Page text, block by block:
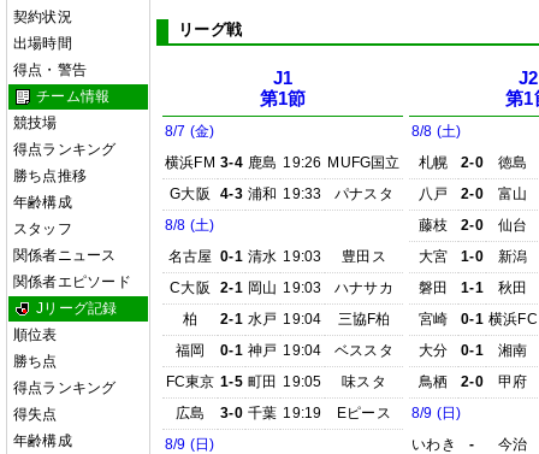
契約状況
出場時間
得点・警告
チーム情報
競技場
得点ランキング
勝ち点推移
年齢構成
スタッフ
関係者ニュース
関係者エピソード
Jリーグ記録
順位表
勝ち点
得点ランキング
得失点
年齢構成
リーグ戦
J1
第1節
8/7 (金)
横浜FM 3-4 鹿島 19:26 MUFG国立
G大阪
4-3 浦和 19:33
パナスタ
8/8 (土)
名古屋 0-1 清水 19:03
豊田ス
C大阪
2-1 岡山 19:03
ハナサカ
柏
2-1 水戸 19:04
三協F柏
福岡
0-1 神戸 19:04
ベススタ
FC東京 1-5 町田 19:05
味スタ
広島
3-0 千葉 19:19
Eピース
8/9 (日)
J2
第1
8/8 (土)
札幌
2-0
徳島
八戸
2-0
富山
藤枝
2-0
仙台
大宮
1-0
新潟
磐田
1-1
秋田
宮崎
0-1 横浜FC
大分
0-1
湘南
鳥栖
2-0
甲府
8/9 (日)
いわき
-
今治